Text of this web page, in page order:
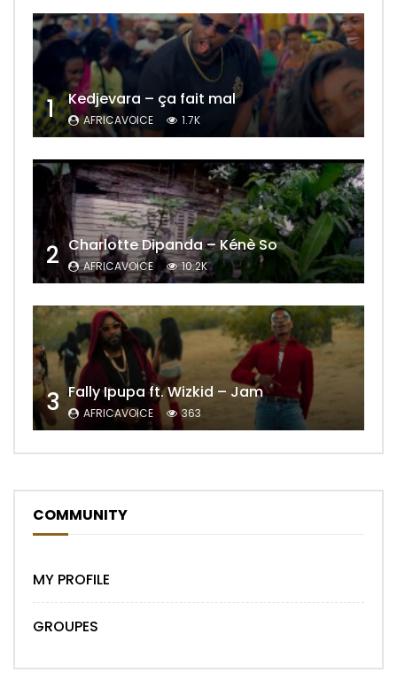
1 Kedjevara – ça fait mal
AFRICAVOICE 1.7K
2 Charlotte Dipanda – Kénè So
AFRICAVOICE 10.2K
3 Fally Ipupa ft. Wizkid – Jam
AFRICAVOICE 363
COMMUNITY
MY PROFILE
GROUPES